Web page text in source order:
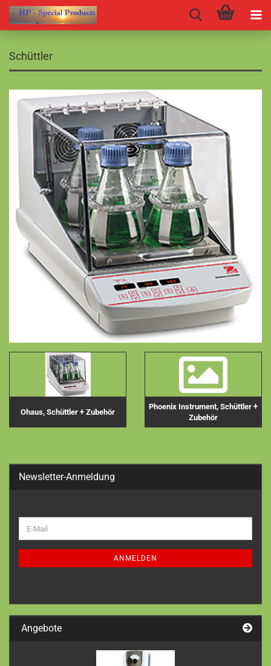
Schüttler
Ohaus, Schüttler + Zubehör
Phoenix Instrument, Schüttler +
Zubehör
Newsletter-Anmeldung
ZUR
E-
Mail
ANMELDEN
Angebote